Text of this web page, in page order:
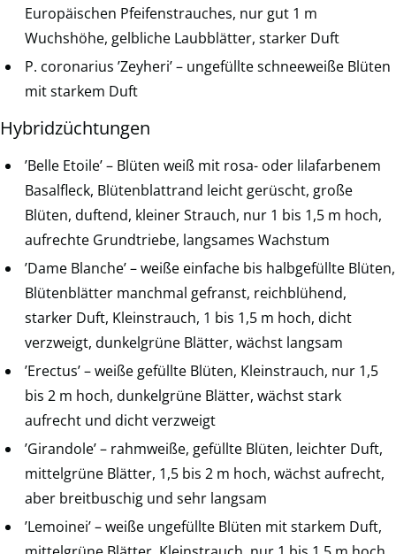
Europäischen Pfeifenstrauches, nur gut 1 m
Wuchshöhe, gelbliche Laubblätter, starker Duft
P. coronarius ’Zeyheri’ – ungefüllte schneeweiße Blüten
mit starkem Duft
Hybridzüchtungen
’Belle Etoile’ – Blüten weiß mit rosa- oder lilafarbenem
Basalfleck, Blütenblattrand leicht gerüscht, große
Blüten, duftend, kleiner Strauch, nur 1 bis 1,5 m hoch,
aufrechte Grundtriebe, langsames Wachstum
’Dame Blanche’ – weiße einfache bis halbgefüllte Blüten,
Blütenblätter manchmal gefranst, reichblühend,
starker Duft, Kleinstrauch, 1 bis 1,5 m hoch, dicht
verzweigt, dunkelgrüne Blätter, wächst langsam
’Erectus’ – weiße gefüllte Blüten, Kleinstrauch, nur 1,5
bis 2 m hoch, dunkelgrüne Blätter, wächst stark
aufrecht und dicht verzweigt
’Girandole’ – rahmweiße, gefüllte Blüten, leichter Duft,
mittelgrüne Blätter, 1,5 bis 2 m hoch, wächst aufrecht,
aber breitbuschig und sehr langsam
’Lemoinei’ – weiße ungefüllte Blüten mit starkem Duft,